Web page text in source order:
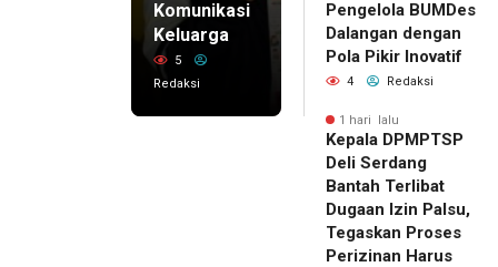
Komunikasi
Keluarga
5
Redaksi
Pengelola BUMDes
Dalangan dengan
Pola Pikir Inovatif
4 Redaksi
1 hari lalu
Kepala DPMPTSP
Deli Serdang
Bantah Terlibat
Dugaan Izin Palsu,
Tegaskan Proses
Perizinan Harus